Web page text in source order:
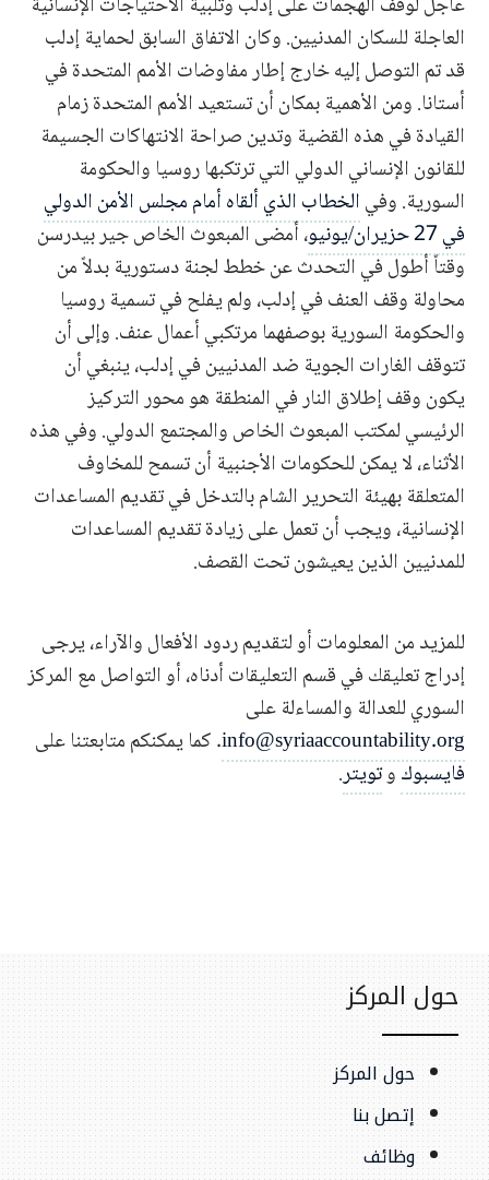
العاجلة للسكان المدنيين. وكان الاتفاق السابق لحماية إدلب
قد تم التوصل إليه خارج إطار مفاوضات الأمم المتحدة في
أستانا. ومن الأهمية بمكان أن تستعيد الأمم المتحدة زمام
القيادة في هذه القضية وتدين صراحة الانتهاكات الجسيمة
للقانون الإنساني الدولي التي ترتكبها روسيا والحكومة
السورية. وفيالخطاب الذي ألقاه أمام مجلس الأمن الدولي
في 27 حزيران/يونيو
، أمضى المبعوث الخاص جير بيدرسن
وقتاً أطول في التحدث عن خطط لجنة دستورية بدلاً من
محاولة وقف العنف في إدلب، ولم يفلح في تسمية روسيا
والحكومة السورية بوصفهما مرتكبي أعمال عنف. وإلى أن
تتوقف الغارات الجوية ضد المدنيين في إدلب، ينبغي أن
يكون وقف إطلاق النار في المنطقة هو محور التركيز
الرئيسي لمكتب المبعوث الخاص والمجتمع الدولي. وفي هذه
الأثناء، لا يمكن للحكومات الأجنبية أن تسمح للمخاوف
المتعلقة بهيئة التحرير الشام بالتدخل في تقديم المساعدات
الإنسانية، ويجب أن تعمل على زيادة تقديم المساعدات
للمدنيين الذين يعيشون تحت القصف.
للمزيد من المعلومات أو لتقديم ردود الأفعال والآراء، يرجى
إدراج تعليقك في قسم التعليقات أدناه، أو التواصل مع المركز
السوري للعدالة والمساءلة على
info@syriaaccountability.org. كما يمكنكم متابعتنا على
فايسبوكوتويتر.
حول المركز
حول المركز
إتصل بنا
وظائف